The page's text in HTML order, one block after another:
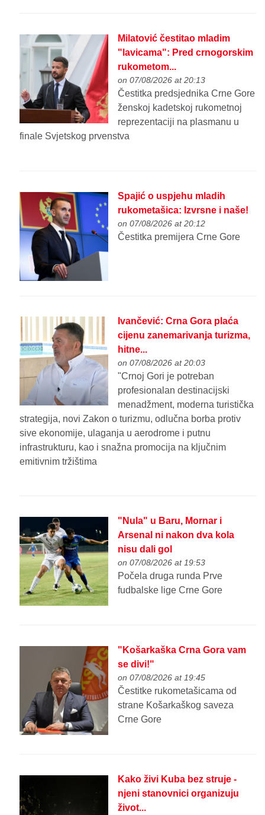
Milatović čestitao mladim
"lavicama": Pred crnogorskim
rukometom...
on 07/08/2026 at 20:13
Čestitka predsjednika Crne Gore
ženskoj kadetskoj rukometnoj
reprezentaciji na plasmanu u
finale Svjetskog prvenstva
Spajić o uspjehu mladih
rukometašica: Izvrsne i naše!
on 07/08/2026 at 20:12
Čestitka premijera Crne Gore
Ivančević: Crna Gora plaća
cijenu zanemarivanja turizma,
hitne...
on 07/08/2026 at 20:03
"Crnoj Gori je potreban
profesionalan destinacijski
menadžment, moderna turistička
strategija, novi Zakon o turizmu, odlučna borba protiv
sive ekonomije, ulaganja u aerodrome i putnu
infrastrukturu, kao i snažna promocija na ključnim
emitivnim tržištima
"Nula" u Baru, Mornar i
Arsenal ni nakon dva kola
nisu dali gol
on 07/08/2026 at 19:53
Počela druga runda Prve
fudbalske lige Crne Gore
"Košarkaška Crna Gora vam
se divi!"
on 07/08/2026 at 19:45
Čestitke rukometašicama od
strane Košarkaškog saveza
Crne Gore
Kako živi Kuba bez struje -
njeni stanovnici organizuju
život...